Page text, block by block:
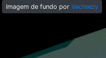
Imagem de fundo por Vecteezy